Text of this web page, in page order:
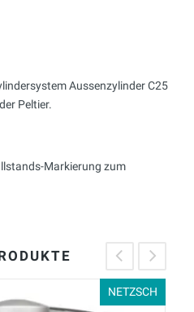
Aussenzylinder C25
Peltier.
Markierung zum
NETZSCH